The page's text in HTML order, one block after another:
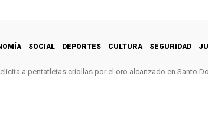
SOCIAL DEPORTES CULTURA SEGURIDAD
a pentatletas criollas por el oro alcanzado en Santo